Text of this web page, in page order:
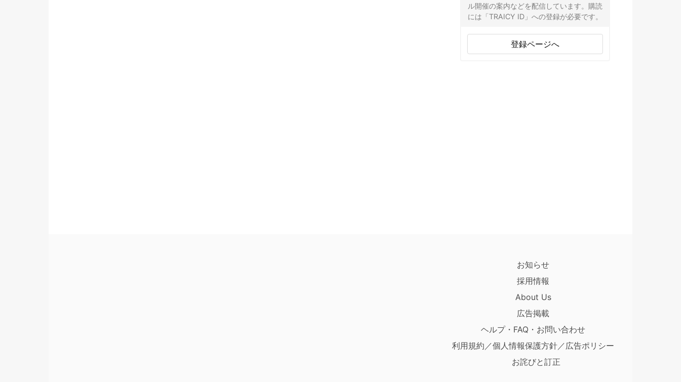
ル開催の案内などを配信しています。購読
には「TRAICY ID」への登録が必要です。
登録ページへ
お知らせ
採用情報
About Us
広告掲載
ヘルプ・FAQ・お問い合わせ
利用規約／個人情報保護方針／広告ポリシー
お詫びと訂正